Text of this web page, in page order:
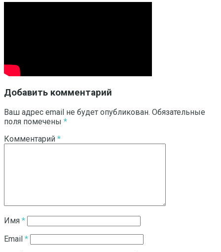
Добавить комментарий
Ваш адрес email не будет опубликован. Обязательные
поля помечены *
Комментарий *
Имя *
Email *